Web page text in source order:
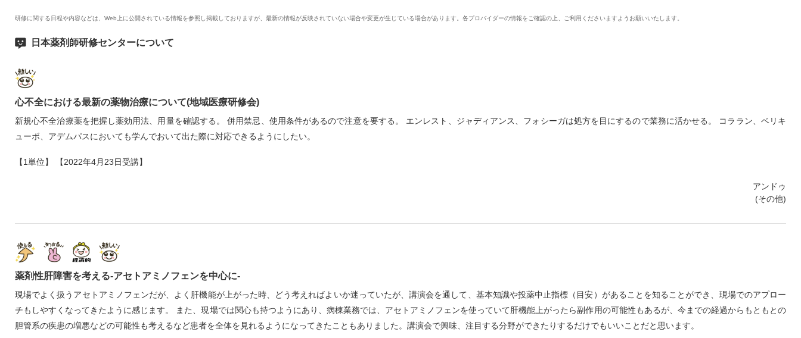
研修に関する日程や内容などは、Web上に公開されている情報を参照し掲載しておりますが、最新の情報が反映されていない場合や変更が生じている場合があります。各プロバイダーの情報をご確認の上、ご利用くださいますようお願いいたします。
日本薬剤師研修センターについて
心不全における最新の薬物治療について(地域医療研修会)
新規心不全治療薬を把握し薬効用法、用量を確認する。 併用禁忌、使用条件があるので注意を要する。 エンレスト、ジャディアンス、フォシーガは処方を目にするので業務に活かせる。 コララン、ベリキ
ューボ、アデムパスにおいても学んでおいて出た際に対応できるようにしたい。
【1単位】 【2022年4月23日受講】
アンドゥ
(その他)
薬剤性肝障害を考える‐アセトアミノフェンを中心に‐
現場でよく扱うアセトアミノフェンだが、よく肝機能が上がった時、どう考えればよいか迷っていたが、講演会を通して、基本知識や投薬中止指標（目安）があることを知ることができ、現場でのアプロー
チもしやすくなってきたように感じます。 また、現場では関心も持つようにあり、病棟業務では、アセトアミノフェンを使っていて肝機能上がったら副作用の可能性もあるが、今までの経過からもともとの
胆管系の疾患の増悪などの可能性も考えるなど患者を全体を見れるようになってきたこともありました。講演会で興味、注目する分野ができたりするだけでもいいことだと思います。